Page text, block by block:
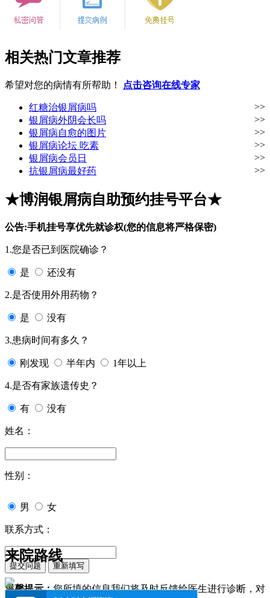
相关热门文章推荐
希望对您的病情有所帮助！ 点击咨询在线专家
红糖治银屑病吗
>>
银屑病外阴会长吗
>>
银屑病自愈的图片
>>
银屑病论坛 吃素
>>
银屑病会员日
>>
抗银屑病最好药
>>
★博润银屑病自助预约挂号平台★
公告:手机挂号享优先就诊权(您的信息将严格保密)
1.您是否已到医院确诊？
是 还没有
2.是否使用外用药物？
是 没有
3.患病时间有多久？
刚发现 半年内 1年以上
4.是否有家族遗传史？
有 没有
姓名：
性别：
男 女
联系方式：
温馨提示：您所填的信息我们将及时反馈给医生进行诊断，对
来院路线